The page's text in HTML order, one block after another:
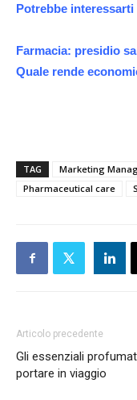
Potrebbe
Farmacia: presidio
Quale rende
TAG
Marketing
Pharmaceutical care
Articolo precedente
Gli essenziali
portare in viaggio